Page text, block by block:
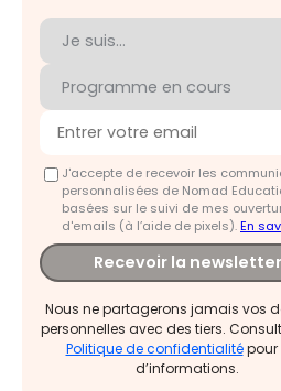
J'accepte de recevoir les
personnalisées de Nomad
basées sur le suivi de mes
d'emails (à l’aide de pixels).En
Recevoir la newsletter
Nous ne partagerons jamais vos
personnelles avec des tiers.
Politique de confidentialitépour
d’informations.